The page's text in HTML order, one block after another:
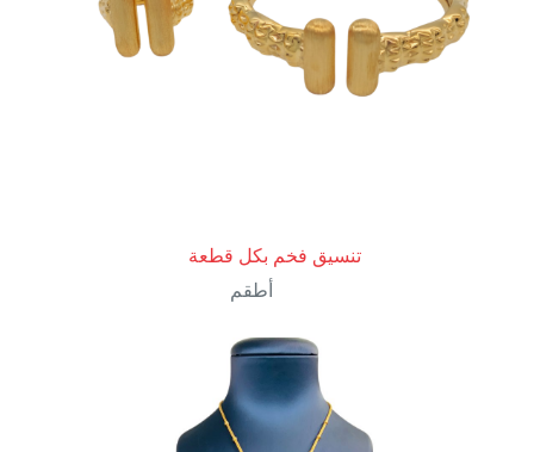
تنسيق فخم بكل قطعة
أطقم